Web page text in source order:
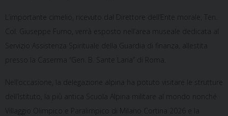
L’importante cimelio, ricevuto dal Direttore dell’Ente morale, Ten.
Col. Giuseppe Furno, verrà esposto nell’area museale dedicata al
Servizio Assistenza Spirituale della Guardia di finanza, allestita
presso la Caserma “Gen. B. Sante Laria” di Roma.
Nell’occasione, la delegazione alpina ha potuto visitare le strutture
dell’Istituto, la più antica Scuola Alpina militare al mondo nonché
Villaggio Olimpico e Paralimpico di Milano Cortina 2026 e la